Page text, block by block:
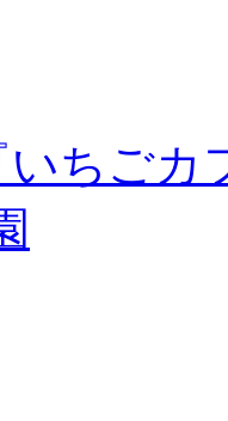
いちご